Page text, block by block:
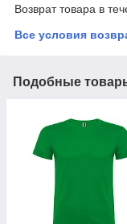
Возврат товара в
Все условия
Подобные